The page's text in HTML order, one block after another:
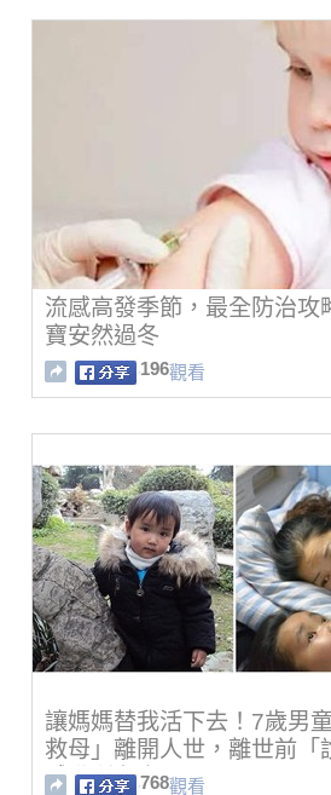
流感高發季節，最全防治攻
寶安然過冬
196觀看
讓媽媽替我活下去！7歲男
救母」離開人世，離世前「
感動所有人...
768觀看